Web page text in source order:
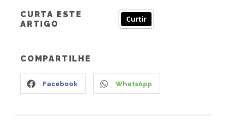
CURTA ESTE
ARTIGO
Curtir
COMPARTILHE
Facebook WhatsApp